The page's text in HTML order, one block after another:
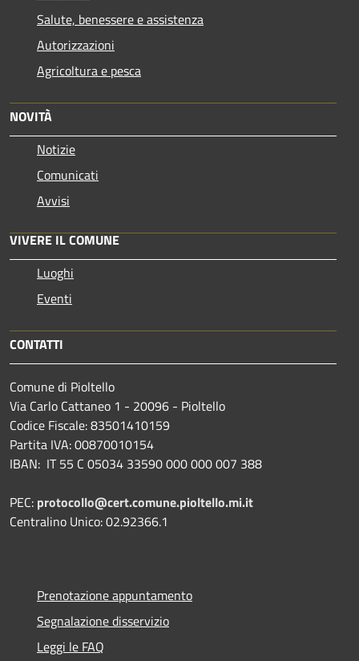
Salute, benessere e assistenza
Autorizzazioni
Agricoltura e pesca
NOVITÀ
Notizie
Comunicati
Avvisi
VIVERE IL COMUNE
Luoghi
Eventi
CONTATTI
Comune di Pioltello
Via Carlo Cattaneo 1 - 20096 - Pioltello
Codice Fiscale: 83501410159
Partita IVA: 00870010154
IBAN: IT 55 C 05034 33590 000 000 007 388
PEC: protocollo@cert.comune.pioltello.mi.it
Centralino Unico: 02.92366.1
Prenotazione appuntamento
Segnalazione disservizio
Leggi le FAQ